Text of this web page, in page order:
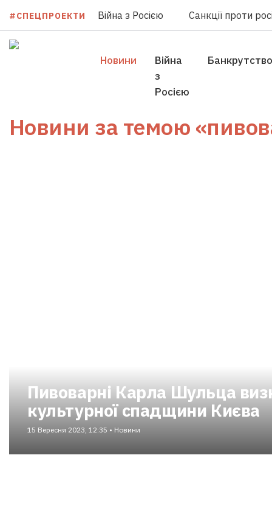
#СПЕЦПРОЕКТИ Війна з Росією Санкції проти
Новини
Війна
з
Росією
Банкрутство
Новини за темою
Пивоварні Карла Шульца
культурної спадщини Києва
15 Вересня 2023, 12:35 • Новини